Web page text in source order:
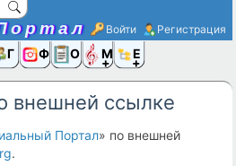
Войти Регистрация
Группы
Фото Ещё
внешней ссылке
Портал» по внешней
.